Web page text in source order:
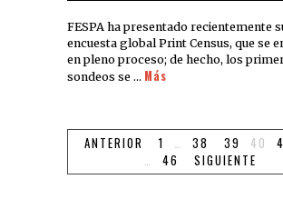
FESPA ha presentado recientemente
encuesta global Print Census, que se
en pleno proceso; de hecho, los
sondeos se … Más
ANTERIOR 1 … 38 39 40
…
46 SIGUIENTE